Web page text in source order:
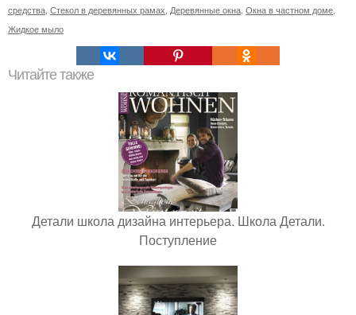
средства Стекол в деревянных рамах Деревянные окна Окна в частном доме
Жидкое мыло
Читайте также
Детали школа дизайна интерьера. Школа Детали.
Поступление